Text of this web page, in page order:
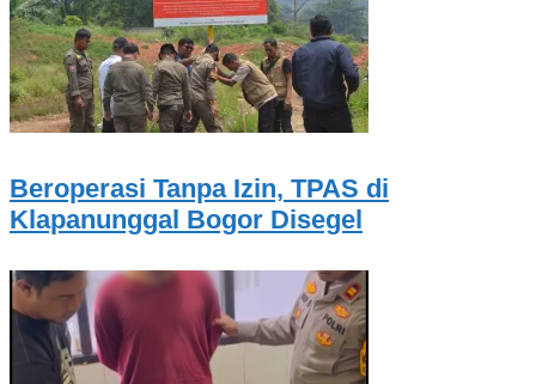
Beroperasi Tanpa Izin, TPAS di
Klapanunggal Bogor Disegel